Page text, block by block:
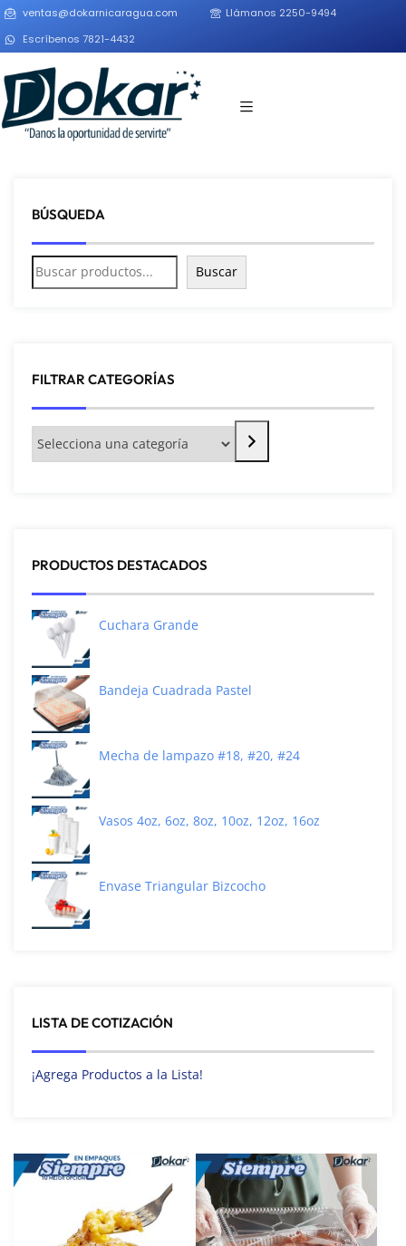
ventas@dokarnicaragua.com
Llámanos 2250-9494
Escríbenos 7821-4432
BÚSQUEDA
Buscar
FILTRAR CATEGORÍAS
PRODUCTOS DESTACADOS
Cuchara Grande
Bandeja Cuadrada Pastel
Mecha de lampazo #18, #20, #24
Vasos 4oz, 6oz, 8oz, 10oz, 12oz, 16oz
Envase Triangular Bizcocho
LISTA DE COTIZACIÓN
¡Agrega Productos a la Lista!